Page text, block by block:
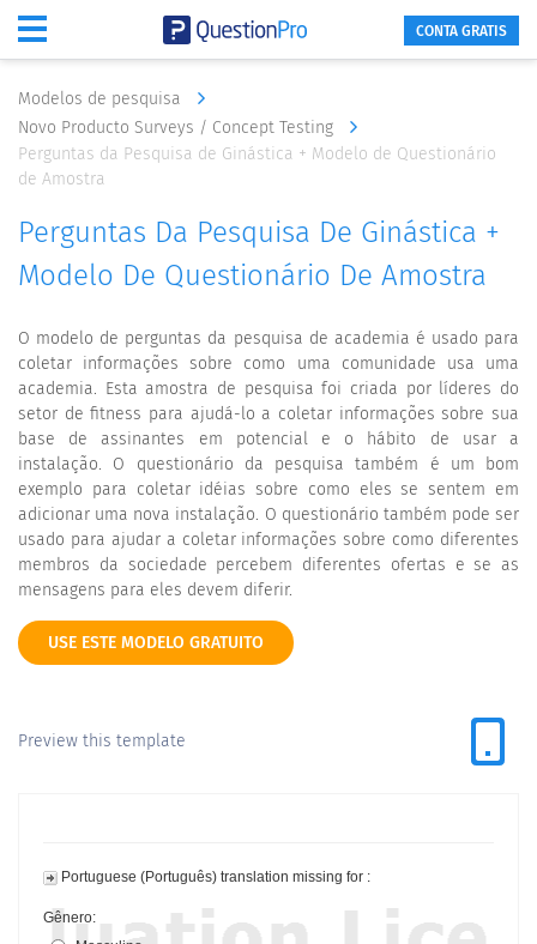
CONTA GRATIS
Modelos de pesquisa
Novo Producto Surveys / Concept Testing
Perguntas da Pesquisa de Ginástica + Modelo de Questionário
de Amostra
Perguntas Da Pesquisa De Ginástica +
Modelo De Questionário De Amostra
O modelo de perguntas da pesquisa de academia é usado para
coletar informações sobre como uma comunidade usa uma
academia. Esta amostra de pesquisa foi criada por líderes do
setor de fitness para ajudá-lo a coletar informações sobre sua
base de assinantes em potencial e o hábito de usar a
instalação. O questionário da pesquisa também é um bom
exemplo para coletar idéias sobre como eles se sentem em
adicionar uma nova instalação. O questionário também pode ser
usado para ajudar a coletar informações sobre como diferentes
membros da sociedade percebem diferentes ofertas e se as
mensagens para eles devem diferir.
USE ESTE MODELO GRATUITO
Preview this template